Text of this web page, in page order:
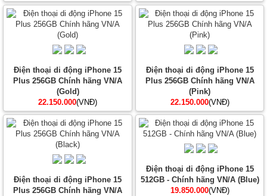
Điện thoại di động iPhone 15
Plus 256GB Chính hãng VN/A
(Gold)
22.150.000(VNĐ)
Điện thoại di động iPhone 15
Plus 256GB Chính hãng VN/A
(Pink)
22.150.000(VNĐ)
Điện thoại di động iPhone 15
Plus 256GB Chính hãng VN/A
Điện thoại di động iPhone 15
512GB - Chính hãng VN/A (Blue)
19.850.000(VNĐ)